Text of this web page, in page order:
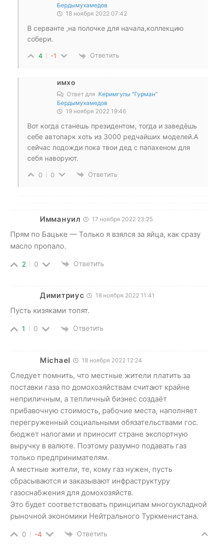
Бердымухамедов
18 ноября 2022 07:42
В серванте ,на полочке для начала,коллекцию
собери.
4 -1 Ответить
имхо
Ответ для Керимгулы "Гурман"
Бердымухамедов
19 ноября 2022 19:46
Вот когда станешь президентом, тогда и заведёшь
себе автопарк хоть из 3000 редчайших моделей.А
сейчас подожди пока твои дед с папахеном для
себя наворуют.
0 0 Ответить
Иммануил 17 ноября 2022 23:25
Прям по Бацьке — Только я взялся за яйца, как сразу
масло пропало.
2 0 Ответить
Димитриус 18 ноября 2022 11:41
Пусть кизяками топят.
1 0 Ответить
Michael 18 ноября 2022 12:24
Следует помнить, что местные жители платить за
поставки газа по домохозяйствам считают крайне
неприличным, а тепличный бизнес создаёт
прибавочную стоимость, рабочие места, наполняет
перегруженный социальными обязательствами гос.
бюджет налогами и приносит стране экспортную
выручку в валюте. Поэтому разумно подавать газ
только предпринимателям.
А местные жители, те, кому газ нужен, пусть
сбрасываются и заказывают инфраструктуру
газоснабжения для домохозяйств.
Это будет соответствовать принципам многоукладной
рыночной экономики Нейтрального Туркменистана.
0 -4 Ответить